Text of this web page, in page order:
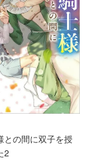
との間に双子を授
2